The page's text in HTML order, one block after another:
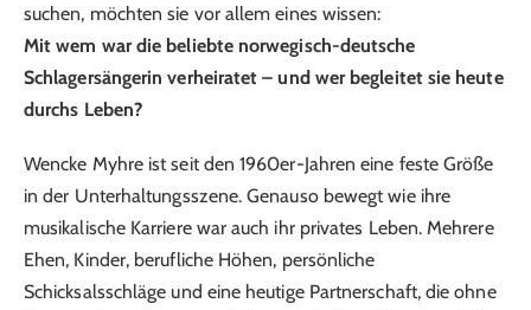
suchen, möchten sie vor allem eines wissen:
Mit wem war die beliebte norwegisch-deutsche
Schlagersängerin verheiratet – und wer begleitet sie heute
durchs Leben?
Wencke Myhre ist seit den 1960er-Jahren eine feste Größe
in der Unterhaltungsszene. Genauso bewegt wie ihre
musikalische Karriere war auch ihr privates Leben. Mehrere
Ehen, Kinder, berufliche Höhen, persönliche
Schicksalsschläge und eine heutige Partnerschaft, die ohne